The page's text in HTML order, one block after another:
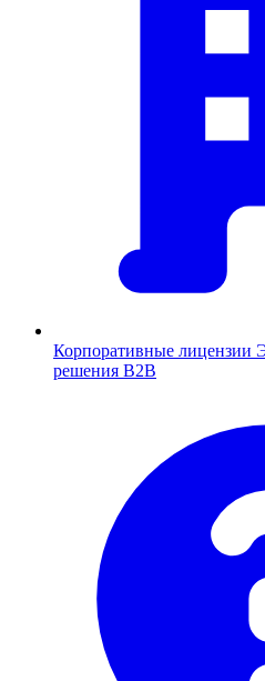
Корпоративные лицензии
решения B2B